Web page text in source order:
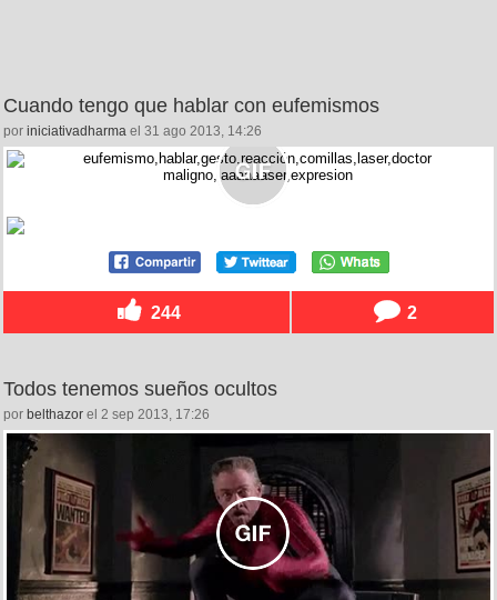
Cuando tengo que hablar con eufemismos
por iniciativadharma el 31 ago 2013, 14:26
244 2
Todos tenemos sueños ocultos
por belthazor el 2 sep 2013, 17:26